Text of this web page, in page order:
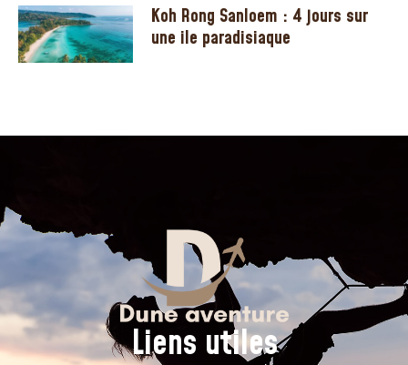
Koh Rong Sanloem : 4 jours sur
une ile paradisiaque
Liens utiles